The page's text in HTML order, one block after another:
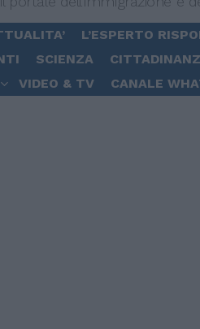
L’ESPERTO
SCIENZA
VIDEO & TV CANALE